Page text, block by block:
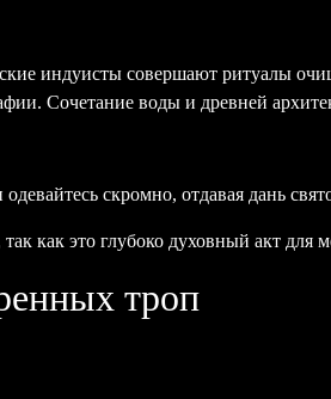
индуисты совершают ритуалы
Сочетание воды и древней
скромно, отдавая дань
как это глубоко духовный акт для
троп